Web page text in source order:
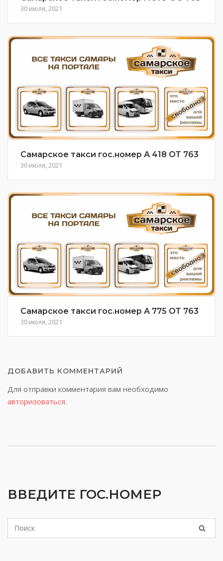
30 июля, 2021
Самарское такси гос.номер А 418 ОТ 763
30 июля, 2021
Самарское такси гос.номер А 775 ОТ 763
30 июля, 2021
ДОБАВИТЬ КОММЕНТАРИЙ
Для отправки комментария вам необходимо
авторизоваться.
ВВЕДИТЕ ГОС.НОМЕР